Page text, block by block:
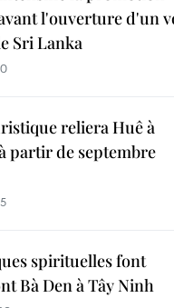
l'ouverture d'un
Sri Lanka
reliera Huê à
partir de septembre
spirituelles font
Bà Den à Tây Ninh